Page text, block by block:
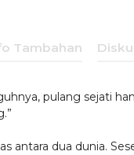
Tambahan
pulang sejati
antara dua dunia.